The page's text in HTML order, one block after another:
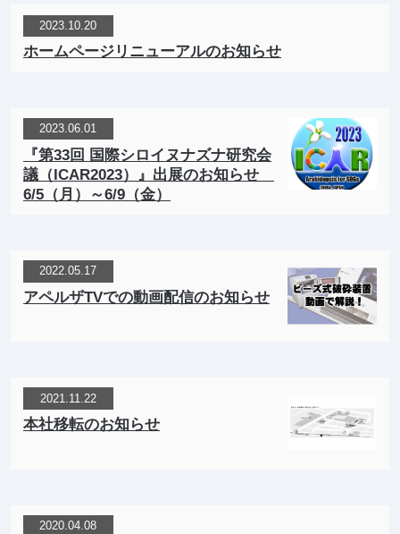
2023.10.20
ホームページリニューアルのお知らせ
2023.06.01
『第33回 国際シロイヌナズナ研究会
議（ICAR2023）』出展のお知らせ
6/5（月）～6/9（金）
2022.05.17
アペルザTVでの動画配信のお知らせ
2021.11.22
本社移転のお知らせ
2020.04.08